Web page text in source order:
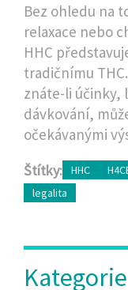
Bez ohledu na
relaxace nebo
HHC
tradičnímu
znáte-li účinky,
dávkování,
očekávanými
Štítky: HHC
legalita
Kategorie